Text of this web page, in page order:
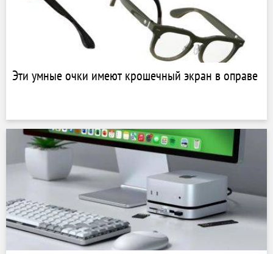
Эти умные очки имеют крошечный экран в оправе